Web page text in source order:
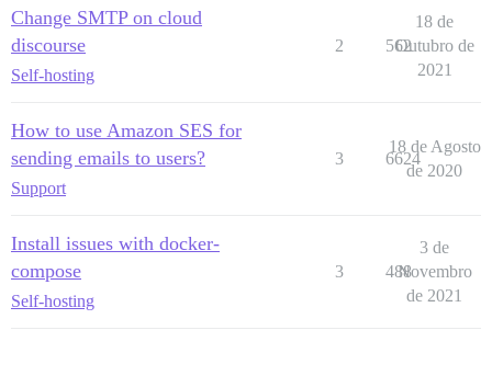
Change SMTP on cloud
discourse
Self-hosting
2 562
18 de
Outubro de
2021
How to use Amazon SES for
sending emails to users?
Support
3 6624
18 de Agosto
de 2020
Install issues with docker-
compose
Self-hosting
3 488
3 de
Novembro
de 2021